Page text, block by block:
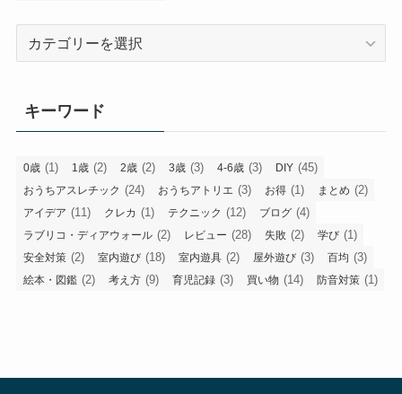
キーワード
0歳 (1) 1歳 (2) 2歳 (2) 3歳 (3) 4-6歳 (3) DIY (45)
おうちアスレチック (24) おうちアトリエ (3) お得 (1) まとめ (2)
アイデア (11) クレカ (1) テクニック (12) ブログ (4)
ラブリコ・ディアウォール (2) レビュー (28) 失敗 (2) 学び (1)
安全対策 (2) 室内遊び (18) 室内遊具 (2) 屋外遊び (3) 百均 (3)
絵本・図鑑 (2) 考え方 (9) 育児記録 (3) 買い物 (14) 防音対策 (1)